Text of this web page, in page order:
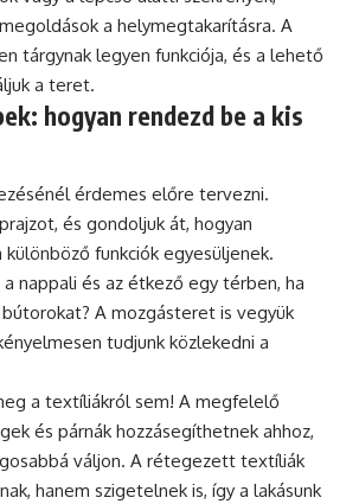
a helymegtakarításra. A
tárgynak legyen funkciója, és a lehető
a teret.
hogyan rendezd be a kis
érdemes előre tervezni.
és gondoljuk át, hogyan
különböző funkciók egyesüljenek.
nappali és az étkező egy térben, ha
A mozgásteret is vegyük
tudjunk közlekedni a
a textíliákról sem! A megfelelő
és párnák hozzásegíthetnek ahhoz,
váljon. A rétegezett textíliák
hanem szigetelnek is, így a lakásunk